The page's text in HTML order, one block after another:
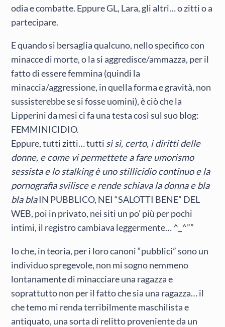
odia e combatte. Eppure GL, Lara, gli altri… o zitti o a
partecipare.
E quando si bersaglia qualcuno, nello specifico con
minacce di morte, o la si aggredisce/ammazza, per il
fatto di essere femmina (quindi la
minaccia/aggressione, in quella forma e gravità, non
sussisterebbe se si fosse uomini), è ciò che la
Lipperini da mesi ci fa una testa così sul suo blog:
FEMMINICIDIO.
Eppure, tutti zitti… tutti sì sì, certo, i diritti delle
donne, e come vi permettete a fare umorismo
sessista e lo stalking è uno stillicidio continuo e la
pornografia svilisce e rende schiava la donna e bla
bla blaIN PUBBLICO, NEI “SALOTTI BENE” DEL
WEB, poi in privato, nei siti un po’ più per pochi
intimi, il registro cambiava leggermente… ^_^””
Io che, in teoria, per i loro canoni “pubblici” sono un
individuo spregevole, non mi sogno nemmeno
lontanamente di minacciare una ragazza e
soprattutto non per il fatto che sia una ragazza… il
che temo mi renda terribilmente maschilista e
antiquato, una sorta di relitto proveniente da un